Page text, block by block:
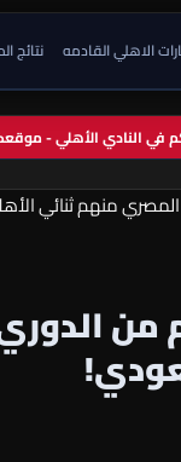
الاهلي القادمه نتائج
في النادي الأهلي -
يشعل